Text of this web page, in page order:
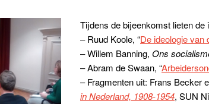
Tijdens de bijeenkomst lieten
– Ruud Koole, “De ideologie van
– Willem Banning, Ons
– Abram de Swaan, “
– Fragmenten uit: Frans Becker
in Nederland, 1908-1954, SUN